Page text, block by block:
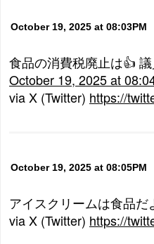
October 19, 2025 at 08:03PM
食品の消費税廃止は👍
October 19, 2025 at
via X (Twitter) https://
October 19, 2025 at 08:05PM
アイスクリームは食品だ
via X (Twitter) https://